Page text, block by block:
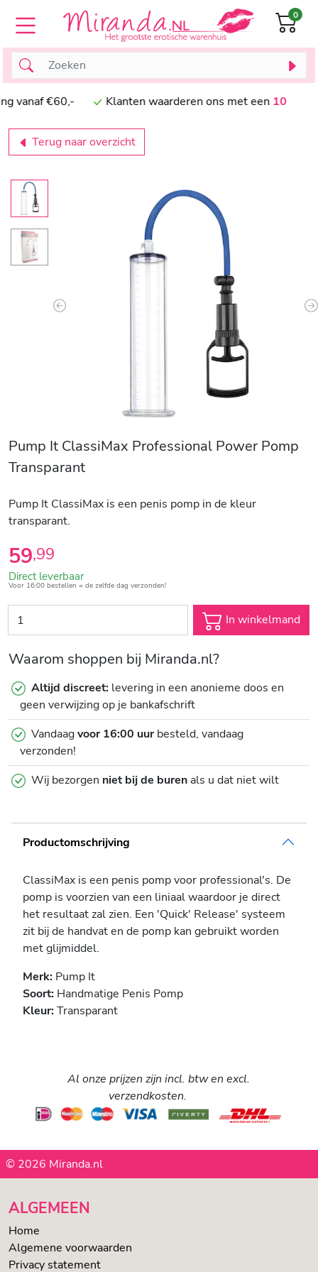
€60,- Klanten waarderen ons met een10
0
Terug naar overzicht
Previous
Pump It ClassiMax Professional Power Pomp
Transparant
Pump It ClassiMax is een penis pomp in de kleur
transparant.
59,99
Direct leverbaar
Voor 16:00 bestellen = de zelfde dag verzonden!
In winkelmand
Waarom shoppen bij Miranda.nl?
Altijd discreet: levering in een anonieme doos en
geen verwijzing op je bankafschrift
Vandaagvoor 16:00 uurbesteld, vandaag
verzonden!
Wij bezorgen niet bij de burenals u dat niet wilt
Productomschrijving
ClassiMax is een penis pomp voor professional's. De
pomp is voorzien van een liniaal waardoor je direct
het resultaat zal zien. Een 'Quick' Release' systeem
zit bij de handvat en de pomp kan gebruikt worden
met glijmiddel.
Merk: Pump It
Soort: Handmatige Penis Pomp
Kleur:Transparant
Al onze prijzen zijn incl. btw en excl.
verzendkosten.
© 2026 Miranda.nl
ALGEMEEN
Home
Algemene voorwaarden
Privacy statement